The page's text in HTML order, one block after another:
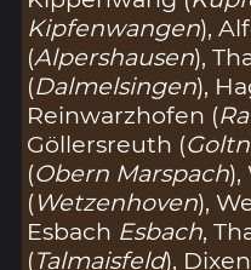
Kipfenwangen),
(Alpershausen),
(Dalmelsingen),
Reinwarzhofen (
Göllersreuth (
(Obern Marspach),
(Wetzenhoven),
Esbach Esbach,
(Talmaisfeld),